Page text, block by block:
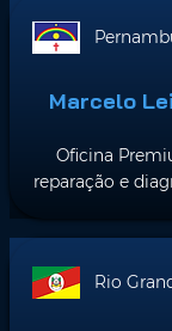
Marcelo
Oficina
reparação e
Rio